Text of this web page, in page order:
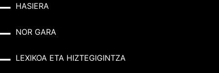
HASIERA
NOR GARA
LEXIKOA ETA HIZTEGIGINTZA